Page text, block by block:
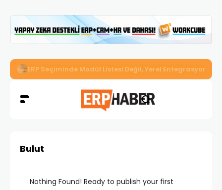
İkizler Aydınlatma, Workcube ERP ile Üretim, Satış ve
Bulut
Nothing Found! Ready to publish your first